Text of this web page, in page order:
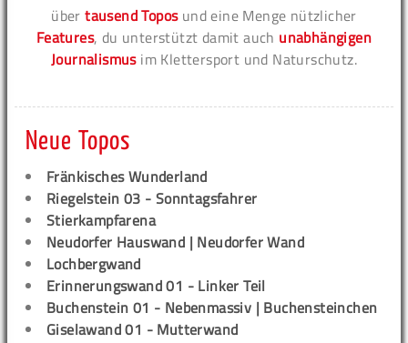
übertausend Toposund eine Menge nützlicher
Features, du unterstützt damit auch unabhängigen
Journalismusim Klettersport und Naturschutz.
Neue Topos
Fränkisches Wunderland
Riegelstein 03 - Sonntagsfahrer
Stierkampfarena
Neudorfer Hauswand | Neudorfer Wand
Lochbergwand
Erinnerungswand 01 - Linker Teil
Buchenstein 01 - Nebenmassiv | Buchensteinchen
Giselawand 01 - Mutterwand